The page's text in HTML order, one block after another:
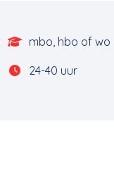
mbo, hbo of wo
24-40 uur